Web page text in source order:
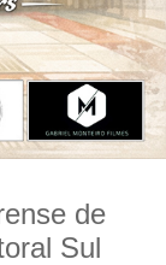
de
Sul